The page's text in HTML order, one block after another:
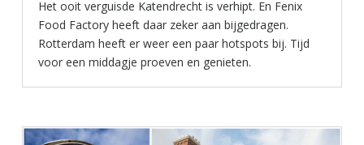
Het ooit verguisde Katendrecht is verhipt. En Fenix
Food Factory heeft daar zeker aan bijgedragen.
Rotterdam heeft er weer een paar hotspots bij. Tijd
voor een middagje proeven en genieten.